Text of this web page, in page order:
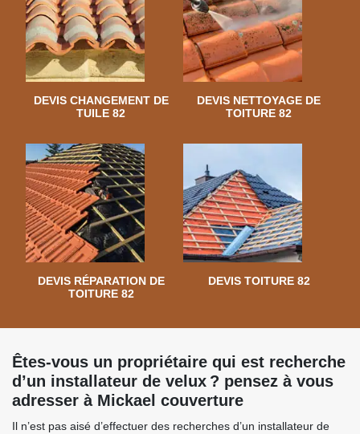
DEVIS CHANGEMENT DE
TUILE 82
DEVIS NETTOYAGE DE
TOITURE 82
DEVIS RÉPARATION DE
TOITURE 82
DEVIS TOITURE 82
Êtes-vous un propriétaire qui est recherche
d’un installateur de velux ? pensez à vous
adresser à Mickael couverture
Il n’est pas aisé d’effectuer des recherches d’un installateur de